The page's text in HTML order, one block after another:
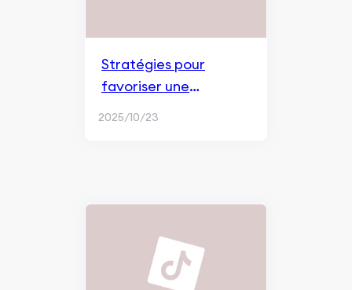
Stratégies pour
favoriser une
2025/10/23